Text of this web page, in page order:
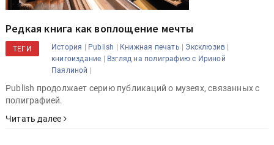
Редкая книга как воплощение мечты
ТЕГИ История | Publish | Книжная печать | Эксклюзив |
книгоиздание | Взгляд на полиграфию с Ириной
Паялиной |
Publish продолжает серию публикаций о музеях, связанных с
полиграфией.
Читать далее